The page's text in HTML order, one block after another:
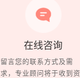
在线咨询
留言您的联系方式及需
求，专业顾问将于收到资